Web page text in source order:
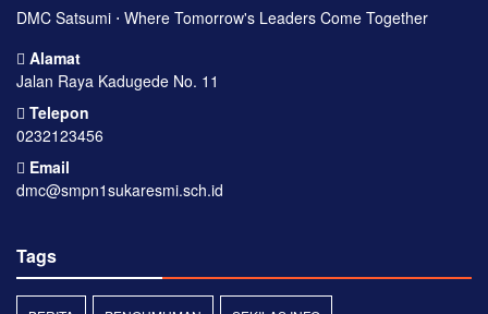
DMC Satsumi ⋅ Where Tomorrow's Leaders Come Together
Alamat
Jalan Raya Kadugede No. 11
Telepon
0232123456
Email
dmc@smpn1sukaresmi.sch.id
Tags